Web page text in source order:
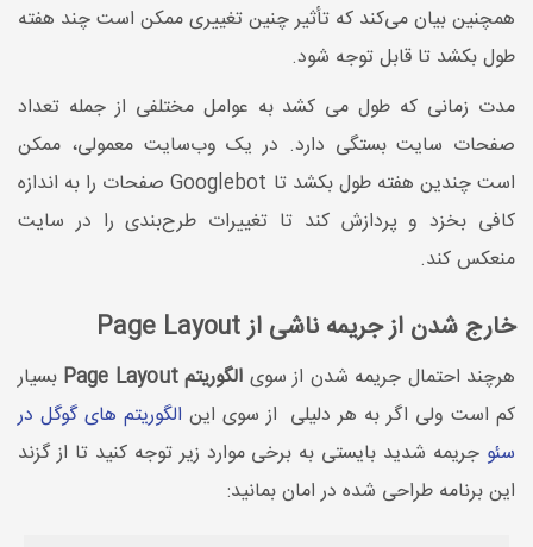
همچنین بیان می‌کند که تأثیر چنین تغییری ممکن است چند هفته
طول بکشد تا قابل توجه شود.
مدت زمانی که طول می کشد به عوامل مختلفی از جمله تعداد
صفحات سایت بستگی دارد. در یک وب‌سایت معمولی، ممکن
است چندین هفته طول بکشد تا Googlebot صفحات را به اندازه
کافی بخزد و پردازش کند تا تغییرات طرح‌بندی را در سایت
منعکس کند.
خارج شدن از جریمه ناشی از Page Layout
هرچند احتمال جریمه شدن از سوی الگوریتم Page Layout
بسیار
کم است ولی اگر به هر دلیلی از سوی این الگوریتم های گوگل در
سئو جریمه شدید بایستی به برخی موارد زیر توجه کنید تا از گزند
این برنامه طراحی شده در امان بمانید: